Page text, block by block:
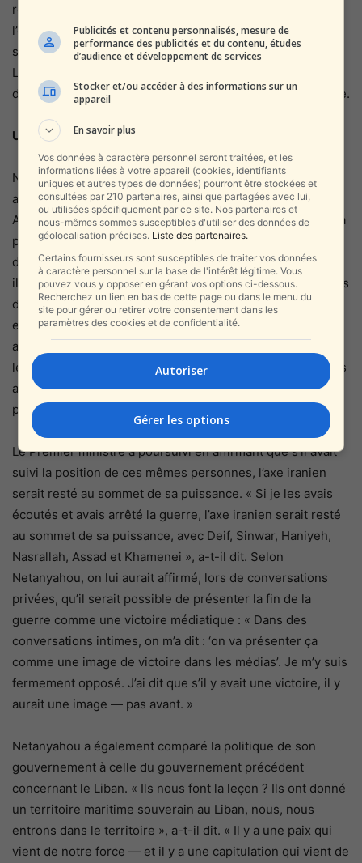
retrouvés. Les États-Unis avaient été informés de
l’opération à l’avance. Rappelons que, dans l’accord-cadre
signé entre Israël et le Liban, le retrait israélien du sud du
Liban est censé progresser en parallèle du désarmement
du Hezbollah et du déploiement élargi de l’armée libanaise.
Une charge contre l’opposition et les médias
Netanyahou est ensuite passé à l’attaque contre ses
adversaires politiques et les médias. « Quand je parle aux
Américains de la politique israélienne, je leur dis qu’il n’y a
pas de gauche-gauche. Tout le monde se fait passer pour
de droite, mais au fond ce sont des gens de gauche », a-t-
il déclaré. Netanyahou a affirmé que, lors des délibérations
du cabinet, certains avaient appelé à accepter les
exigences du Hamas : « Au cabinet, ils ont dit : ‘il faut
accepter le diktat du Hamas, sortir de la bande, récupérer
les otages et revenir s’occuper de Gaza dans deux ou trois
ans’. » Il a ajouté : « Ceux qui disent ‘pourquoi n’avez-vous
pas obtenu 100 %’ étaient prêts à accepter 0. »
Le Premier ministre a poursuivi en affirmant que s’il avait
suivi la position de ces mêmes personnes, l’axe iranien
serait resté au sommet de sa puissance. « Si je les avais
écoutés et avais arrêté la guerre, l’axe iranien serait resté
au sommet de sa puissance, avec Deif, Sinwar, Haniyeh,
Nasrallah, Assad et Khamenei », a-t-il dit. Selon
Netanyahou, on lui aurait affirmé, lors de conversations
privées, qu’il serait possible de présenter la fin de la
guerre comme une victoire médiatique : « Dans des
conversations intimes, on m’a dit : ‘on va présenter ça
comme une image de victoire dans les médias’. Je m’y suis
fermement opposé. J’ai dit que s’il y avait une victoire, il y
aurait une image — pas avant. »
Netanyahou a également comparé la politique de son
gouvernement à celle du gouvernement précédent
concernant le Liban. « Ils nous font la leçon ? Ils ont donné
un territoire maritime souverain au Liban, nous, nous
entrons dans le territoire », a-t-il dit. « Il y a une paix qui
vient de notre force — et il y a une capitulation qui vient de
Publicités et contenu personnalisés, mesure de
performance des publicités et du contenu, études
d’audience et développement de services
Stocker et/ou accéder à des informations sur un
appareil
En savoir plus
Vos données à caractère personnel seront traitées, et les
informations liées à votre appareil (cookies, identifiants
uniques et autres types de données) pourront être stockées et
consultées par 210 partenaires, ainsi que partagées avec lui,
ou utilisées spécifiquement par ce site. Nos partenaires et
nous-mêmes sommes susceptibles d'utiliser des données de
géolocalisation précises. Liste des partenaires.
Certains fournisseurs sont susceptibles de traiter vos données
à caractère personnel sur la base de l'intérêt légitime. Vous
pouvez vous y opposer en gérant vos options ci-dessous.
Recherchez un lien en bas de cette page ou dans le menu du
site pour gérer ou retirer votre consentement dans les
paramètres des cookies et de confidentialité.
Autoriser
Gérer les options